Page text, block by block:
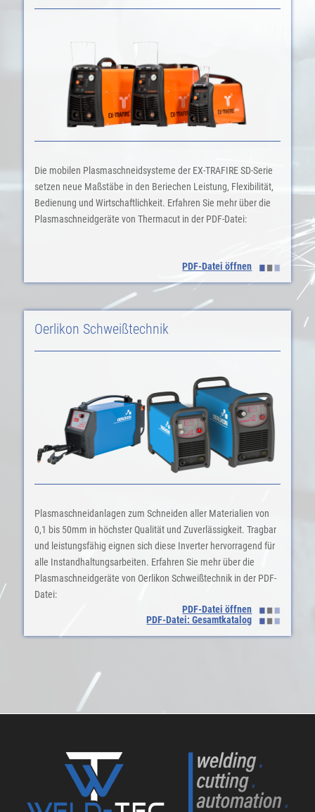
Die mobilen Plasmaschneidsysteme der EX-TRAFIRE SD-Serie
setzen neue Maßstäbe in den Beriechen Leistung, Flexibilität,
Bedienung und Wirtschaftlichkeit. Erfahren Sie mehr über die
Plasmaschneidgeräte von Thermacut in der PDF-Datei:
PDF-Datei öffnen
Oerlikon Schweißtechnik
Plasmaschneidanlagen zum Schneiden aller Materialien von
0,1 bis 50mm in höchster Qualität und Zuverlässigkeit. Tragbar
und leistungsfähig eignen sich diese Inverter hervorragend für
alle Instandhaltungsarbeiten. Erfahren Sie mehr über die
Plasmaschneidgeräte von Oerlikon Schweißtechnik in der PDF-
Datei:
PDF-Datei öffnen
PDF-Datei: Gesamtkatalog